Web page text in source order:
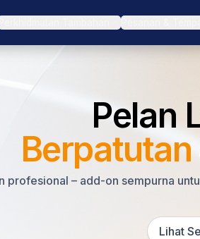
Pelan
Berpatutan
profesional – add-on sempurna
Lihat